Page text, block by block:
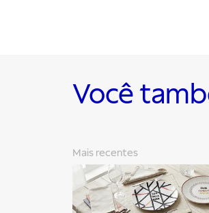
Você
Mais recentes